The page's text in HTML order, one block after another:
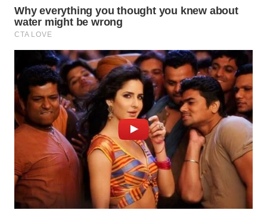
UTARA
WN
SAMOSIR
WN
PADANG
LAWAS
WN
SUMEDANG
WN
CIANJUR